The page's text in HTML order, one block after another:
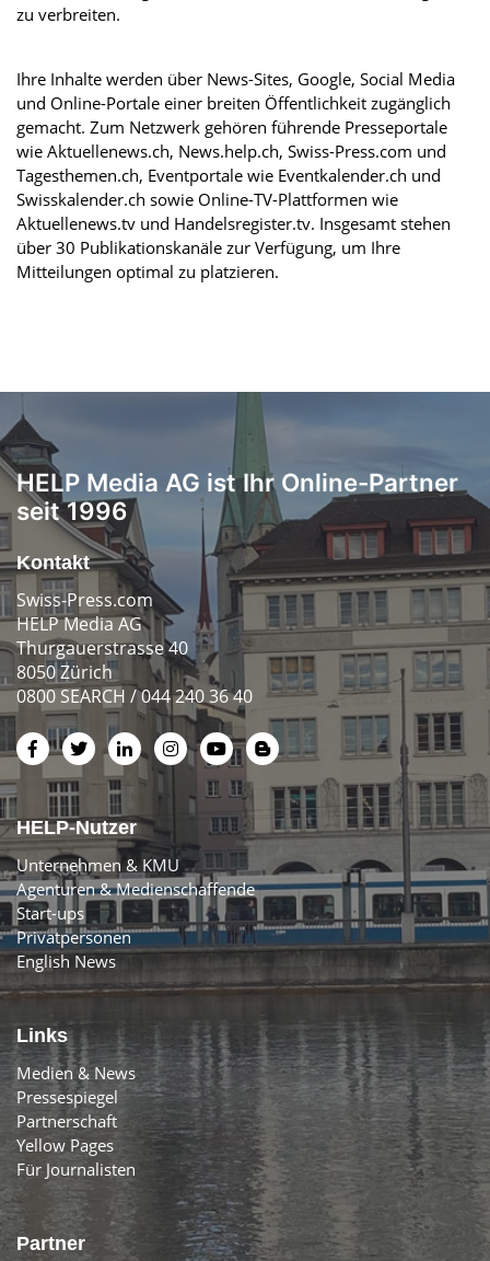
zu verbreiten.
Ihre Inhalte werden über News-Sites, Google, Social Media
und Online-Portale einer breiten Öffentlichkeit zugänglich
gemacht. Zum Netzwerk gehören führende Presseportale
wie Aktuellenews.ch, News.help.ch, Swiss-Press.com und
Tagesthemen.ch, Eventportale wie Eventkalender.ch und
Swisskalender.ch sowie Online-TV-Plattformen wie
Aktuellenews.tv und Handelsregister.tv. Insgesamt stehen
über 30 Publikationskanäle zur Verfügung, um Ihre
Mitteilungen optimal zu platzieren.
HELP Media AG ist Ihr Online-Partner
seit 1996
Kontakt
Swiss-Press.com
HELP Media AG
Thurgauerstrasse 40
8050 Zürich
0800 SEARCH / 044 240 36 40
HELP-Nutzer
Unternehmen & KMU
Agenturen & Medienschaffende
Start-ups
Privatpersonen
English News
Links
Medien & News
Pressespiegel
Partnerschaft
Yellow Pages
Für Journalisten
Partner